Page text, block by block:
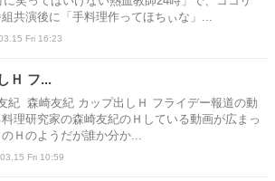
共演後に「手料理作ってほちぃな」...
Fri 16:23
Ｈ フ...
紀 森崎友紀 カップ出しＨ フライデー報道の動
理研究家の森崎友紀のＨしている動画が広まっ
Ｈのようだが誰か分か...
Fri 10:59